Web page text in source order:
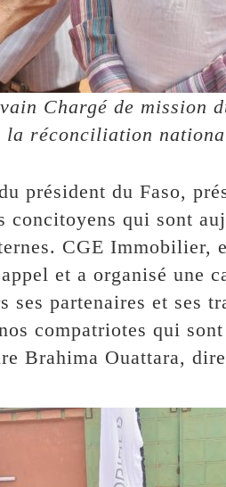
Chargé de mission
la réconciliation
président du Faso,
concitoyens qui sont
CGE Immobilier,
et a organisé une
ses partenaires et ses
compatriotes qui sont
Brahima Ouattara,